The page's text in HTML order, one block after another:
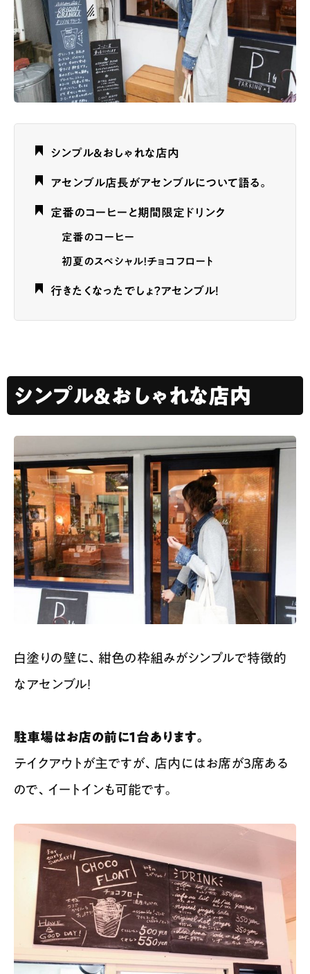
シンプル＆おしゃれな店内
アセンブル店長がアセンブルについて語る。
定番のコーヒーと期間限定ドリンク
定番のコーヒー
初夏のスペシャル！チョコフロート
行きたくなったでしょ？アセンブル！
シンプル＆おしゃれな店内
白塗りの壁に、紺色の枠組みがシンプルで特徴的
なアセンブル！
駐車場はお店の前に１台あります。
テイクアウトが主ですが、店内にはお席が３席ある
ので、イートインも可能です。